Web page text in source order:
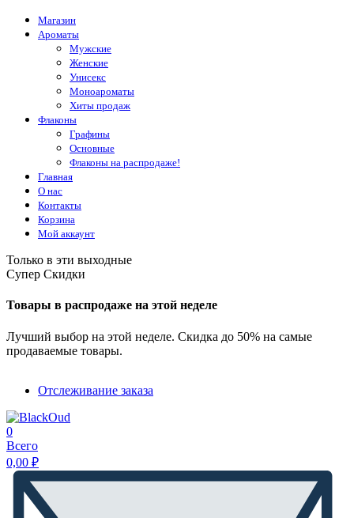
Магазин
Ароматы
Мужские
Женские
Унисекс
Моноароматы
Хиты продаж
Флаконы
Графины
Основные
Флаконы на распродаже!
Главная
О нас
Контакты
Корзина
Мой аккаунт
Только в эти выходные
Супер Скидки
Товары в распродаже на этой неделе
Лучший выбор на этой неделе. Скидка до 50% на самые
продаваемые товары.
Отслеживание заказа
0
Всего
0,00 ₽